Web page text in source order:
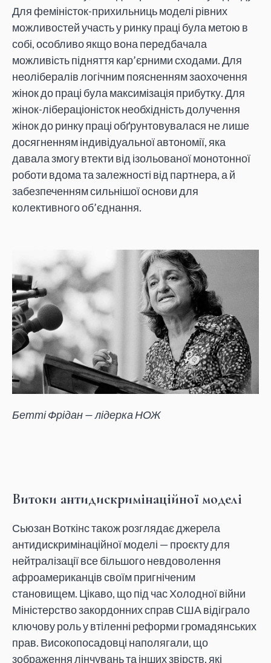
Для феміністок-прихильниць моделі рівних
можливостей участь у ринку праці була метою в
собі, особливо якщо вона передбачала
можливість підняття кар’єрними сходами. Для
неолібералів логічним поясненням заохочення
жінок до праці була максимізація прибутку. Для
жінок-лібераціоністок необхідність долучення
жінок до ринку праці обґрунтовувалася не лише
досягненням індивідуальної автономії, яка
давала змогу втекти від ізольованої монотонної
роботи вдома та залежності від партнера, а й
забезпеченням сильнішої основи для
колективного об’єднання.
Бетті Фрідан — лідерка НОЖ
Витоки антидискримінаційної моделі
Сьюзан Воткінс також розглядає джерела
антидискримінаційної моделі — проєкту для
нейтралізації все більшого невдоволення
афроамериканців своїм пригніченим
становищем. Цікаво, що під час Холодної війни
Міністерство закордонних справ США відіграло
ключову роль у втіленні реформи громадянських
прав. Високопосадовці наполягали, що
зображення лінчувань та інших звірств, які